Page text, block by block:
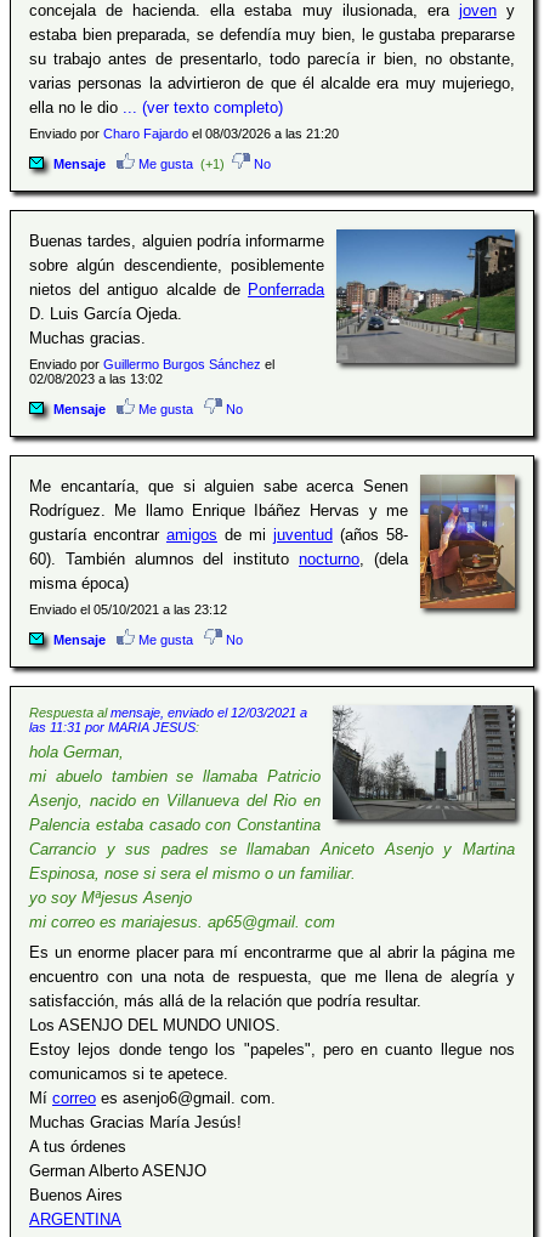
concejala de hacienda. ella estaba muy ilusionada, era joveny
estaba bien preparada, se defendía muy bien, le gustaba prepararse
su trabajo antes de presentarlo, todo parecía ir bien, no obstante,
varias personas la advirtieron de que él alcalde era muy mujeriego,
ella no le dio ... (ver texto completo)
Enviado por Charo Fajardo el 08/03/2026 a las 21:20
Mensaje Me gusta (+1) No
Buenas tardes, alguien podría informarme
sobre algún descendiente, posiblemente
nietos del antiguo alcalde de Ponferrada
D. Luis García Ojeda.
Muchas gracias.
Enviado por Guillermo Burgos Sánchez el
02/08/2023 a las 13:02
Mensaje Me gusta No
Me encantaría, que si alguien sabe acerca Senen
Rodríguez. Me llamo Enrique Ibáñez Hervas y me
gustaría encontrar amigos de mi juventud (años 58-
60). También alumnos del instituto nocturno, (dela
misma época)
Enviado el 05/10/2021 a las 23:12
Mensaje Me gusta No
Respuesta almensaje, enviado el 12/03/2021 a
las 11:31 por MARIA JESUS:
hola German,
mi abuelo tambien se llamaba Patricio
Asenjo, nacido en Villanueva del Rio en
Palencia estaba casado con Constantina
Carrancio y sus padres se llamaban Aniceto Asenjo y Martina
Espinosa, nose si sera el mismo o un familiar.
yo soy Mªjesus Asenjo
mi correo es mariajesus. ap65@gmail. com
Es un enorme placer para mí encontrarme que al abrir la página me
encuentro con una nota de respuesta, que me llena de alegría y
satisfacción, más allá de la relación que podría resultar.
Los ASENJO DEL MUNDO UNIOS.
Estoy lejos donde tengo los "papeles", pero en cuanto llegue nos
comunicamos si te apetece.
Mí correo es asenjo6@gmail. com.
Muchas Gracias María Jesús!
A tus órdenes
German Alberto ASENJO
Buenos Aires
ARGENTINA